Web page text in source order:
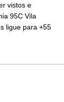
vistos e
95C Vila
ligue para +55